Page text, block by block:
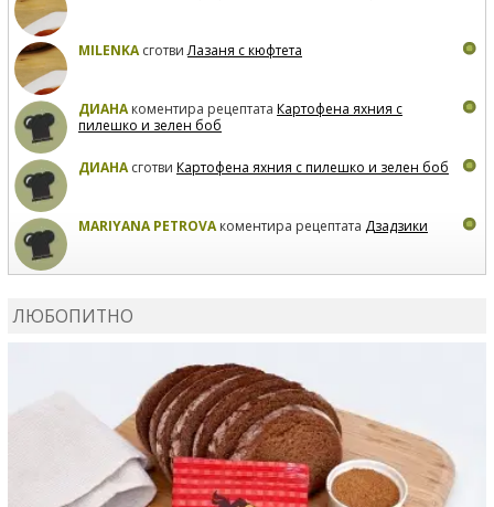
MILENKAсготвиЛазаня с кюфтета
ДИАНАкоментира рецептата Картофена яхния с
пилешко и зелен боб
ДИАНАсготви Картофена яхния с пилешко и зелен боб
MARIYANA PETROVAкоментира рецептата Дзадзики
ЛЮБОПИТНО